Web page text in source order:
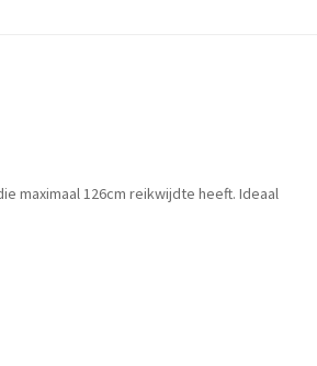
maximaal 126cm reikwijdte heeft. Ideaal